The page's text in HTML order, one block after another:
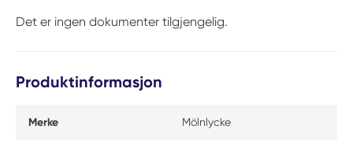
Det er ingen dokumenter tilgjengelig.
Produktinformasjon
Merke Mölnlycke